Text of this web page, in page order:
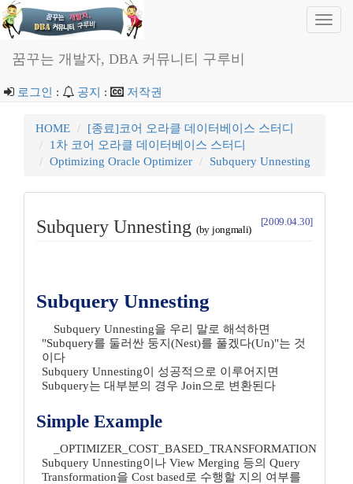
꿈꾸는 개발자, DBA 커뮤니티 구루비
로그인 : 공지 : 저작권
HOME
[종료]코어 오라클 데이터베이스 스터디
1차 코어 오라클 데이터베이스 스터디
Optimizing Oracle Optimizer
Subquery Unnesting
Subquery Unnesting (by jongmali)
[2009.04.30]
Subquery Unnesting
Subquery Unnesting을 우리 말로 해석하면
"Subquery를 둘러싼 둥지(Nest)를 풀겠다(Un)"는 것
이다
Subquery Unnesting이 성공적으로 이루어지면
Subquery는 대부분의 경우 Join으로 변환된다
Simple Example
_OPTIMIZER_COST_BASED_TRANSFORMATION
Subquery Unnesting이나 View Merging 등의 Query
Transformation을 Cost based로 수행할 지의 여부를